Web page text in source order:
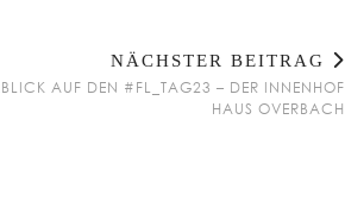
NÄCHSTER BEITRAG
AUF DEN #FL_TAG23 – DER INNENHOF
HAUS OVERBACH